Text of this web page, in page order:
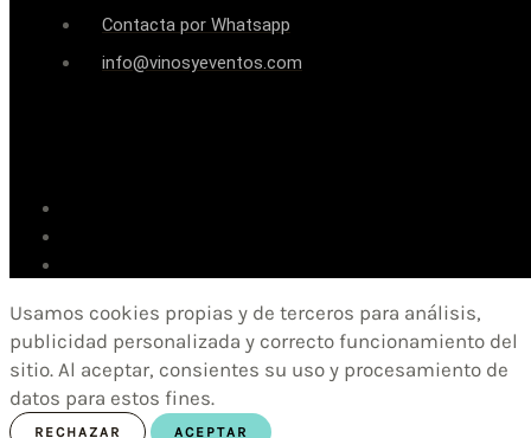
Contacta por Whatsapp
info@vinosyeventos.com
Usamos cookies propias y de terceros para análisis,
publicidad personalizada y correcto funcionamiento del
sitio. Al aceptar, consientes su uso y procesamiento de
datos para estos fines.
RECHAZAR ACEPTAR